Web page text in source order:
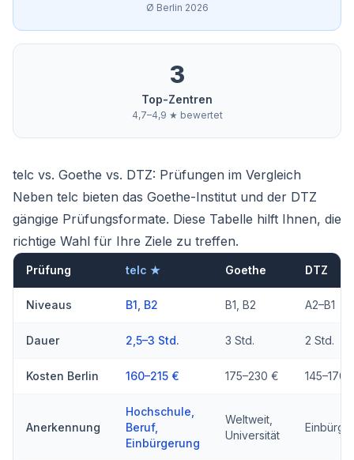
Ø Berlin 2026
3
Top-Zentren
4,7–4,9 ★ bewertet
telc vs. Goethe vs. DTZ: Prüfungen im Vergleich
Neben telc bieten das Goethe-Institut und der DTZ
gängige Prüfungsformate. Diese Tabelle hilft Ihnen, die
richtige Wahl für Ihre Ziele zu treffen.
Prüfung telc ★ Goethe DTZ
Niveaus B1, B2 B1, B2 A2–B1
Dauer 2,5–3 Std. 3 Std. 2 Std.
Kosten Berlin 160–215 € 175–230 € 145–170
Anerkennung
Hochschule,
Beruf,
Einbürgerung
Weltweit,
Universität